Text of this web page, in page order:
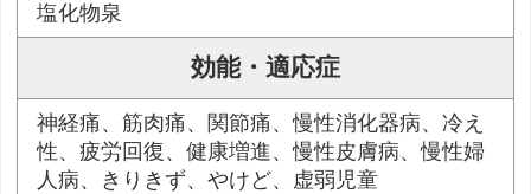
塩化物泉
効能・適応症
神経痛、筋肉痛、関節痛、慢性消化器病、冷え
性、疲労回復、健康増進、慢性皮膚病、慢性婦
人病、きりきず、やけど、虚弱児童